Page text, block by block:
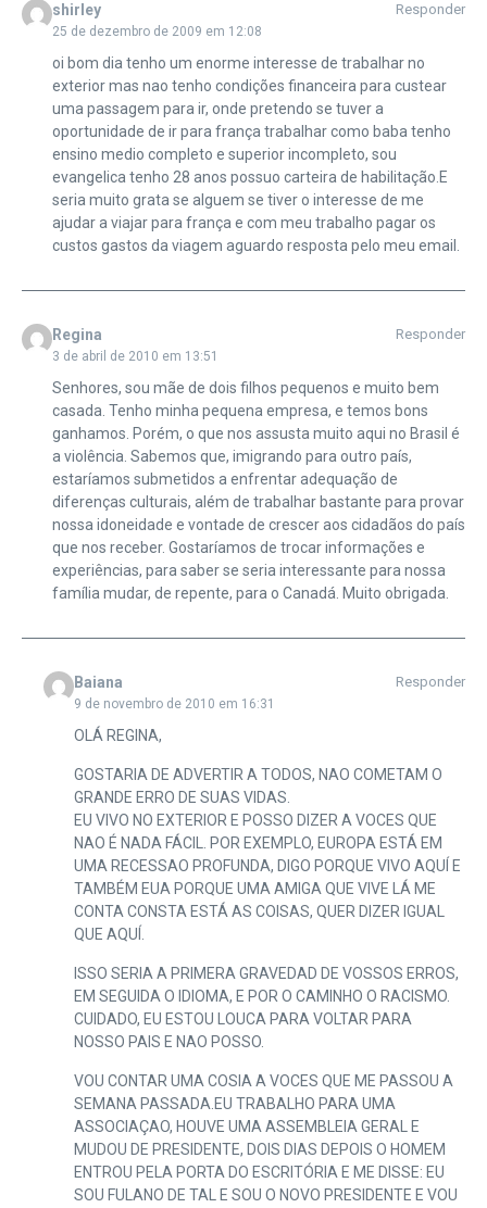
shirley
25 de dezembro de 2009 em 12:08
Responder
oi bom dia tenho um enorme interesse de trabalhar no
exterior mas nao tenho condições financeira para custear
uma passagem para ir, onde pretendo se tuver a
oportunidade de ir para frança trabalhar como baba tenho
ensino medio completo e superior incompleto, sou
evangelica tenho 28 anos possuo carteira de habilitação.E
seria muito grata se alguem se tiver o interesse de me
ajudar a viajar para frança e com meu trabalho pagar os
custos gastos da viagem aguardo resposta pelo meu email.
Regina
3 de abril de 2010 em 13:51
Responder
Senhores, sou mãe de dois filhos pequenos e muito bem
casada. Tenho minha pequena empresa, e temos bons
ganhamos. Porém, o que nos assusta muito aqui no Brasil é
a violência. Sabemos que, imigrando para outro país,
estaríamos submetidos a enfrentar adequação de
diferenças culturais, além de trabalhar bastante para provar
nossa idoneidade e vontade de crescer aos cidadãos do país
que nos receber. Gostaríamos de trocar informações e
experiências, para saber se seria interessante para nossa
família mudar, de repente, para o Canadá. Muito obrigada.
Baiana
9 de novembro de 2010 em 16:31
Responder
OLÁ REGINA,
GOSTARIA DE ADVERTIR A TODOS, NAO COMETAM O
GRANDE ERRO DE SUAS VIDAS.
EU VIVO NO EXTERIOR E POSSO DIZER A VOCES QUE
NAO É NADA FÁCIL. POR EXEMPLO, EUROPA ESTÁ EM
UMA RECESSAO PROFUNDA, DIGO PORQUE VIVO AQUÍ E
TAMBÉM EUA PORQUE UMA AMIGA QUE VIVE LÁ ME
CONTA CONSTA ESTÁ AS COISAS, QUER DIZER IGUAL
QUE AQUÍ.
ISSO SERIA A PRIMERA GRAVEDAD DE VOSSOS ERROS,
EM SEGUIDA O IDIOMA, E POR O CAMINHO O RACISMO.
CUIDADO, EU ESTOU LOUCA PARA VOLTAR PARA
NOSSO PAIS E NAO POSSO.
VOU CONTAR UMA COSIA A VOCES QUE ME PASSOU A
SEMANA PASSADA.EU TRABALHO PARA UMA
ASSOCIAÇAO, HOUVE UMA ASSEMBLEIA GERAL E
MUDOU DE PRESIDENTE, DOIS DIAS DEPOIS O HOMEM
ENTROU PELA PORTA DO ESCRITÓRIA E ME DISSE: EU
SOU FULANO DE TAL E SOU O NOVO PRESIDENTE E VOU